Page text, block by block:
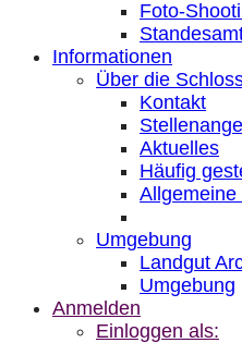
Foto-
Informationen
Über die
Kontakt
Aktuelles
Häufig
Allgemeine
Umgebung
Landgut
Umgebung
Anmelden
Einloggen als: